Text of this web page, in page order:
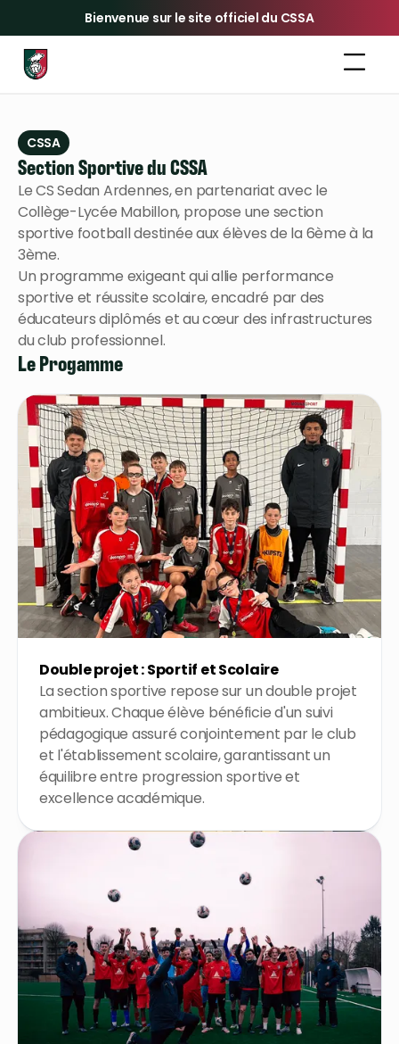
Bienvenue sur le site officiel du CSSA
CSSA
Section Sportive du CSSA
Le CS Sedan Ardennes, en partenariat avec le
Collège-Lycée Mabillon, propose une section
sportive football destinée aux élèves de la 6ème à la
3ème.
Un programme exigeant qui allie performance
sportive et réussite scolaire, encadré par des
éducateurs diplômés et au cœur des infrastructures
du club professionnel.
Le Progamme
Double projet : Sportif et Scolaire
La section sportive repose sur un double projet
ambitieux. Chaque élève bénéficie d'un suivi
pédagogique assuré conjointement par le club
et l'établissement scolaire, garantissant un
équilibre entre progression sportive et
excellence académique.